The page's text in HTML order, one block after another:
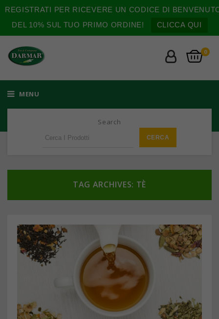
REGISTRATI PER RICEVERE UN CODICE DI
DEL 10% SUL TUO PRIMO ORDINE!
CLICCA QUI
0
MENU
Search
TAG ARCHIVES: TÈ